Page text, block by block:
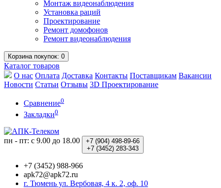
Монтаж видеонаблюдения
Установка раций
Проектирование
Ремонт домофонов
Ремонт видеонаблюдения
Корзинапокупок: 0
Каталог товаров
О нас Оплата Доставка Контакты Поставщикам Вакансии
Новости Статьи Отзывы 3D Проектирование
Сравнение0
Закладки0
пн - пт: с 9.00 до 18.00 +7 (904) 498-89-66
+7 (3452) 283-343
+7 (3452) 988-966
apk72@apk72.ru
г. Тюмень ул. Вербовая, 4 к. 2, оф. 10